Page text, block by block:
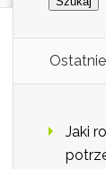
Jaki